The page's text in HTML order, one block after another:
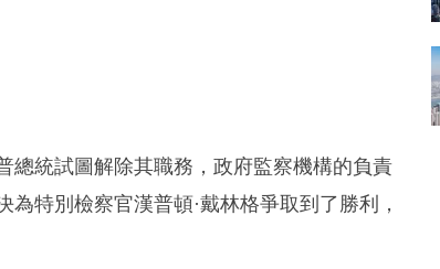
總統試圖解除其職務，政府監察機構的負責
特別檢察官漢普頓·戴林格爭取到了勝利，